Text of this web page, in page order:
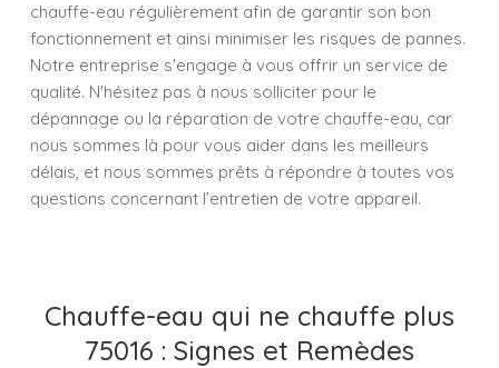
chauffe-eau régulièrement afin de garantir son bon
fonctionnement et ainsi minimiser les risques de pannes.
Notre entreprise s'engage à vous offrir un service de
qualité. N'hésitez pas à nous solliciter pour le
dépannage ou la réparation de votre chauffe-eau, car
nous sommes là pour vous aider dans les meilleurs
délais, et nous sommes prêts à répondre à toutes vos
questions concernant l’entretien de votre appareil.
Chauffe-eau qui ne chauffe plus
75016 : Signes et Remèdes